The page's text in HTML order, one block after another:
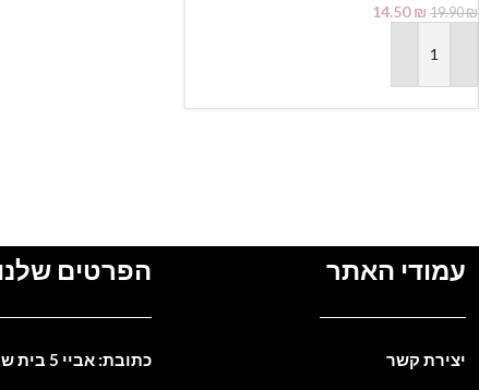
19.90₪
14.50₪
הוספה לסל
עמודי האתר
יצירת קשר
הפרטים שלנו
כתובת: אביי 5 בית שמש. ישראל